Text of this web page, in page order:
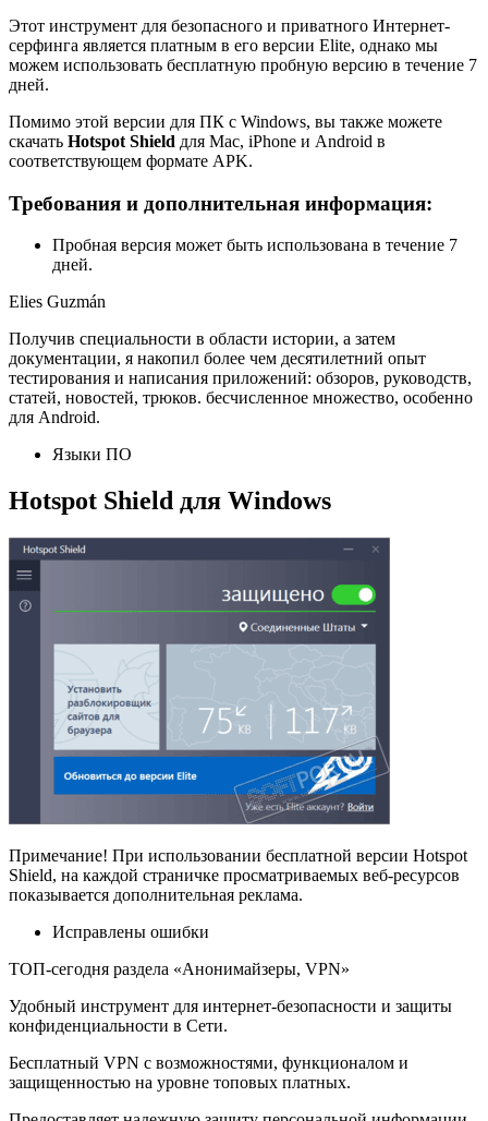
Этот инструмент для безопасного и приватного Интернет-
серфинга является платным в его версии Elite, однако мы
можем использовать бесплатную пробную версию в течение 7
дней.
Помимо этой версии для ПК с Windows, вы также можете
скачать Hotspot Shield для Mac, iPhone и Android в
соответствующем формате APK.
Требования и дополнительная информация:
Пробная версия может быть использована в течение 7
дней.
Elies Guzmán
Получив специальности в области истории, а затем
документации, я накопил более чем десятилетний опыт
тестирования и написания приложений: обзоров, руководств,
статей, новостей, трюков. бесчисленное множество, особенно
для Android.
Языки ПО
Hotspot Shield для Windows
Примечание! При использовании бесплатной версии Hotspot
Shield, на каждой страничке просматриваемых веб-ресурсов
показывается дополнительная реклама.
Исправлены ошибки
ТОП-сегодня раздела «Анонимайзеры, VPN»
Удобный инструмент для интернет-безопасности и защиты
конфиденциальности в Сети.
Бесплатный VPN с возможностями, функционалом и
защищенностью на уровне топовых платных.